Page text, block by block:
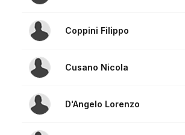
Coppini Filippo
Cusano Nicola
D'Angelo Lorenzo